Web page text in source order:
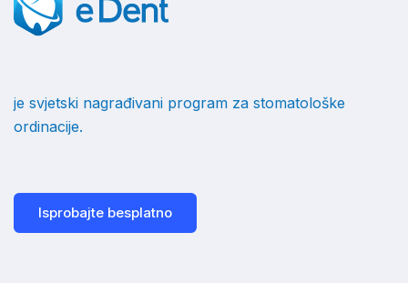
je svjetski nagrađivani program za stomatološke
ordinacije.
Isprobajte besplatno